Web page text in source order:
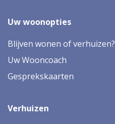
Uw woonopties
Blijven wonen of verhuizen?
Uw Wooncoach
Gesprekskaarten
Verhuizen